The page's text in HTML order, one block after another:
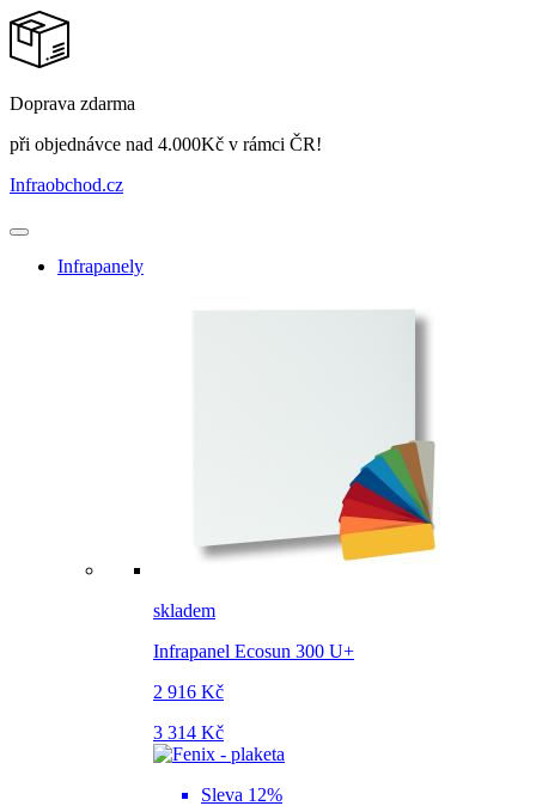
Doprava zdarma
při objednávce nad 4.000Kč v rámci ČR!
Infraobchod.cz
Infrapanely
skladem
Infrapanel Ecosun 300 U+
2 916 Kč
3 314 Kč
Sleva 12%